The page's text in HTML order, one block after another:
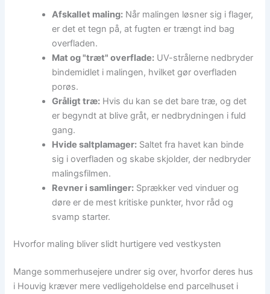
Afskallet maling: Når malingen løsner sig i flager,
er det et tegn på, at fugten er trængt ind bag
overfladen.
Mat og "træt" overflade: UV-strålerne nedbryder
bindemidlet i malingen, hvilket gør overfladen
porøs.
Gråligt træ: Hvis du kan se det bare træ, og det
er begyndt at blive gråt, er nedbrydningen i fuld
gang.
Hvide saltplamager: Saltet fra havet kan binde
sig i overfladen og skabe skjolder, der nedbryder
malingsfilmen.
Revner i samlinger: Sprækker ved vinduer og
døre er de mest kritiske punkter, hvor råd og
svamp starter.
Hvorfor maling bliver slidt hurtigere ved vestkysten
Mange sommerhusejere undrer sig over, hvorfor deres hus
i Houvig kræver mere vedligeholdelse end parcelhuset i